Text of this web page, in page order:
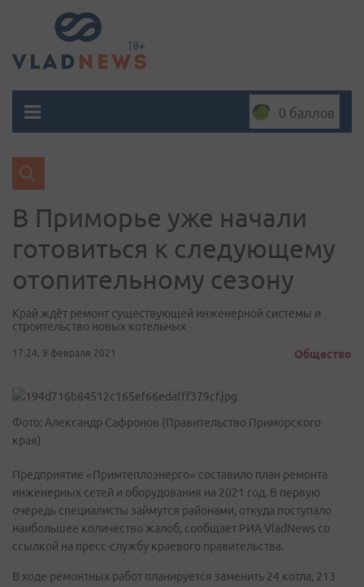
0 баллов
В Приморье уже начали
готовиться к следующему
отопительному сезону
Край ждёт ремонт существующей инженерной системы и
строительство новых котельных
17:24, 9 февраля 2021 Общество
Фото: Александр Сафронов (Правительство Приморского
края)
Предприятие «Примтеплоэнерго» составило план ремонта
инженерных сетей и оборудования на 2021 год. В первую
очередь специалисты займутся районами, откуда поступало
наибольшее количество жалоб, сообщает РИА VladNews со
ссылкой на пресс-службу краевого правительства.
В ходе ремонтных работ планируется заменить 24 котла, 213